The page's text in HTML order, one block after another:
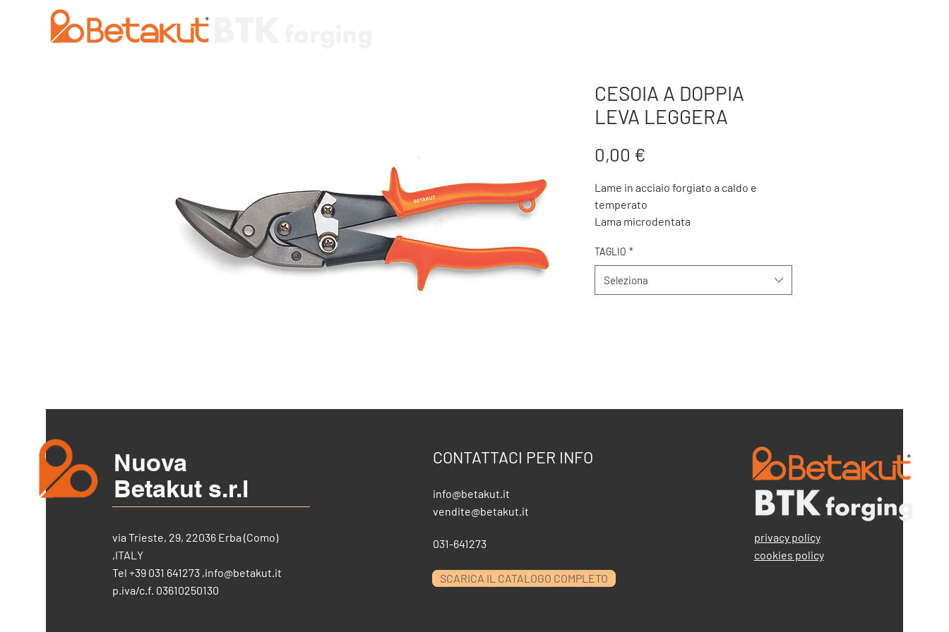
CESOIA A DOPPIA
LEVA LEGGERA
0,00 €
Lame in acciaio forgiato a caldo e
temperato
Lama microdentata
contornare
TAGLIO *
Seleziona
Nuova
Betakut s.r.l
via Trieste, 29, 22036 Erba (Como)
,ITALY
Tel +39 031 641273 ,info@betakut.it
p.iva/c.f. 03610250130
CONTATTACI PER INFO
info@betakut.it
vendite@betakut.it
031-641273
SCARICA IL CATALOGO COMPLETO
privacy policy
cookies policy